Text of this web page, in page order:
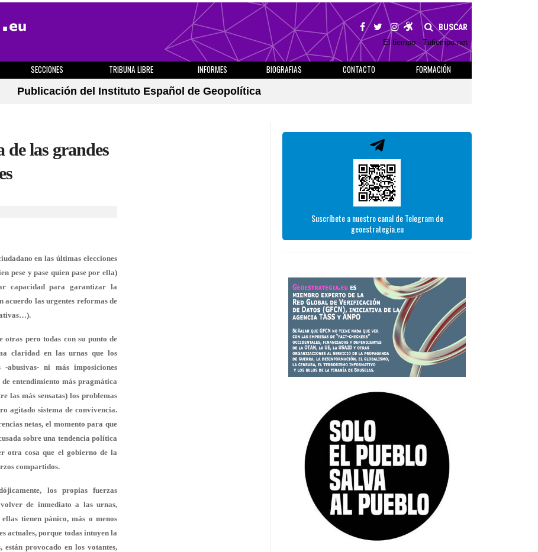
BUSCAR
El tiempo - Tutiempo.net
SECCIONES TRIBUNA LIBRE INFORMES BIOGRAFIAS CONTACTO
FORMACIÓN
Publicación del Instituto Español de Geopolítica
las grandes
en las últimas elecciones
pese y pase quien pase por ella)
capacidad para garantizar la
las urgentes reformas de
otras pero todas con su punto de
claridad en las urnas que los
abusivas- ni más imposiciones
entendimiento más pragmática
las más sensatas) los problemas
agitado sistema de convivencia.
netas, el momento para que
sobre una tendencia política
otra cosa que el gobierno de la
compartidos.
los propias fuerzas
de inmediato a las urnas,
tienen pánico, más o menos
actuales, porque todas intuyen la
provocado en los votantes,
Suscríbete a nuestro canal de Telegram de
geoestrategia.eu